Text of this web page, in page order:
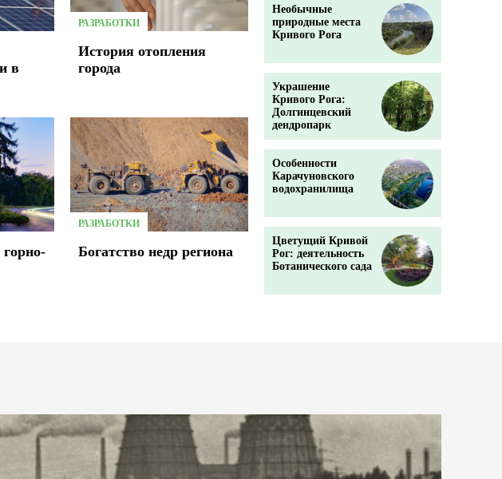
в
РАЗРАБОТКИ
История отопления
города
РАЗРАБОТКИ
Богатство недр региона
Необычные
природные места
Кривого Рога
Украшение
Кривого Рога:
Долгинцевский
дендропарк
Особенности
Карачуновского
водохранилища
Цветущий Кривой
Рог: деятельность
Ботанического сада